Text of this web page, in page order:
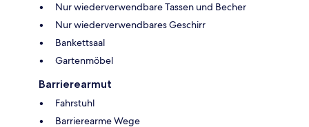
Nur wiederverwendbare Tassen und Becher
Nur wiederverwendbares Geschirr
Bankettsaal
Gartenmöbel
Barrierearmut
Fahrstuhl
Barrierearme Wege